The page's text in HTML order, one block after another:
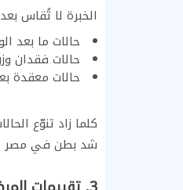
الخبرة لا تُقاس
حالات ما بعد
حالات فقدان
حالات معقدة
كلما زاد تنوّع
شد بطن في مصر لأنه قام بأكثر من 5000 عملية تجميل